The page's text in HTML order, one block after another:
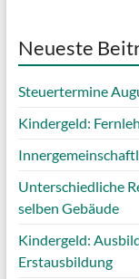
Neueste
Steuertermine
Kindergeld:
Unterschiedliche
selben Gebäude
Kindergeld:
Erstausbildung